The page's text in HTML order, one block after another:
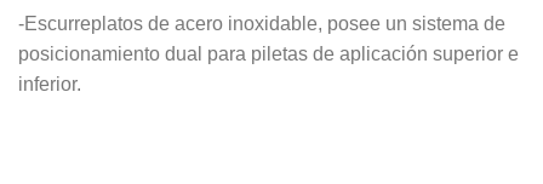
-Escurreplatos de acero inoxidable, posee un sistema de
posicionamiento dual para piletas de aplicación superior e
inferior.